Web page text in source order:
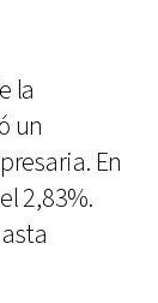
la
un
En
2,83%.